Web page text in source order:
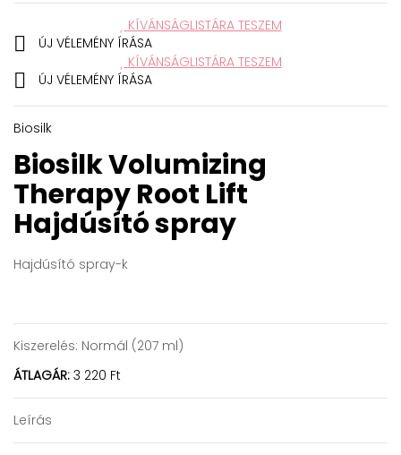
KÍVÁNSÁGLISTÁRA TESZEM

ÚJ VÉLEMÉNY ÍRÁSA
KÍVÁNSÁGLISTÁRA TESZEM
 ÚJ VÉLEMÉNY ÍRÁSA
Biosilk
Biosilk Volumizing
Therapy Root Lift
Hajdúsító spray
Hajdúsító spray-k
Kiszerelés: Normál (207 ml)
ÁTLAGÁR: 3 220 Ft
Leírás